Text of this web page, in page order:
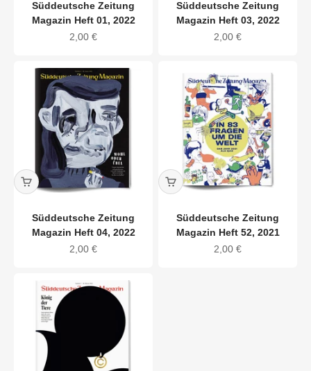
Süddeutsche Zeitung
Magazin Heft 01, 2022
Angebot
2,00 €
Süddeutsche Zeitung
Magazin Heft 03, 2022
Angebot
2,00 €
Süddeutsche Zeitung
Magazin Heft 04, 2022
Angebot
2,00 €
Süddeutsche Zeitung
Magazin Heft 52, 2021
Angebot
2,00 €